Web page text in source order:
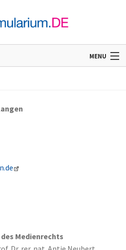
MENU
Medienrechts